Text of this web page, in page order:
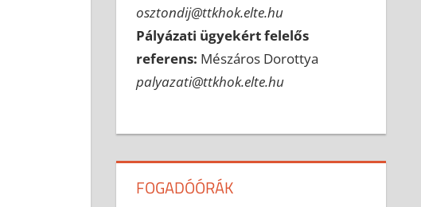
osztondij@ttkhok.elte.hu
Pályázati ügyekért felelős
referens: Mészáros Dorottya
palyazati@ttkhok.elte.hu
FOGADÓÓRÁK